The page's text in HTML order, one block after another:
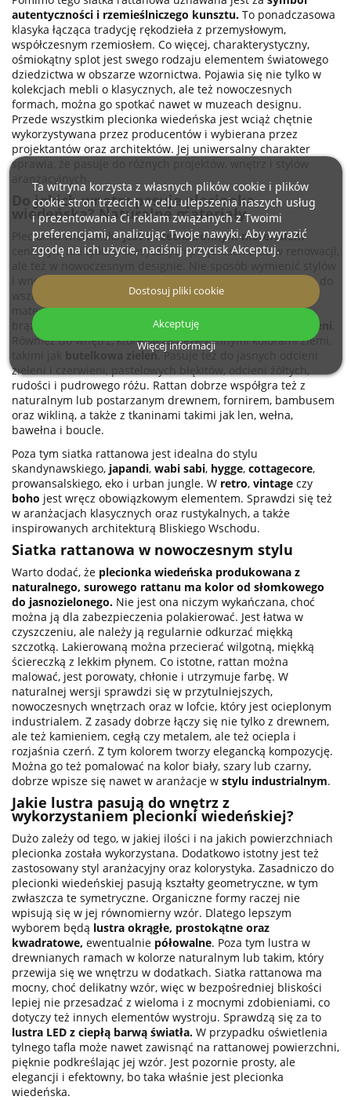
autentyczności i rzemieślniczego kunsztu. To ponadczasowa
klasyka łącząca tradycję rękodzieła z przemysłowym,
współczesnym rzemiosłem. Co więcej, charakterystyczny,
ośmiokątny splot jest swego rodzaju elementem światowego
dziedzictwa w obszarze wzornictwa. Pojawia się nie tylko w
kolekcjach mebli o klasycznych, ale też nowoczesnych
formach, można go spotkać nawet w muzeach designu.
Przede wszystkim plecionka wiedeńska jest wciąż chętnie
wykorzystywana przez producentów i wybierana przez
projektantów oraz architektów. Jej uniwersalny charakter
sprawia, że pasuje do różnych projektów, wnętrz i stylów
aranżacyjnych.
Do jakich wnętrz pasuje plecionka
wiedeńska? Naturalne materiały
Plecionka wiedeńskajest wszechstronnym materiałem
cenionym nie tylko w klasycznych projektach oraz w renowacji,
ale też w nowoczesnym designie. Nie sposób wymienić stylów
i wnętrz, w jakich można ją wykorzystać. Na pewno pasuje do
wszelkich aranżacji, które opierają się na naturalnych
materiałach oraz barwach ziemi. Na przykład do kolorów
brązowych, takich jak
Mocha Mousse beżowych odcieni
Również do wnętrz, które łączą beże z innymi kolorami ziemi,
takimi jak butelkowa zieleń . Pasuje też do jasnych odcieni
zieleni i czerwieni, pastelowych błękitów, odcieni żółtych,
rudości i pudrowego różu. Rattan dobrze współgra też z
naturalnym lub postarzanym drewnem, fornirem, bambusem
oraz wikliną, a także z tkaninami takimi jak len, wełna,
bawełna i boucle.
Poza tym siatka rattanowa jest idealna do stylu
skandynawskiego, japandi, wabi sabi, hygge, cottagecore,
prowansalskiego, eko i urban jungle. W retro, vintage czy
boho jest wręcz obowiązkowym elementem. Sprawdzi się też
w aranżacjach klasycznych oraz rustykalnych, a także
inspirowanych architekturą Bliskiego Wschodu.
Siatka rattanowa w nowoczesnym stylu
Warto dodać, że plecionka wiedeńska produkowana z
naturalnego, surowego rattanu ma kolor od słomkowego
do jasnozielonego. Nie jest ona niczym wykańczana, choć
można ją dla zabezpieczenia polakierować. Jest łatwa w
czyszczeniu, ale należy ją regularnie odkurzać miękką
szczotką. Lakierowaną można przecierać wilgotną, miękką
ściereczką z lekkim płynem. Co istotne, rattan można
malować, jest porowaty, chłonie i utrzymuje farbę. W
naturalnej wersji sprawdzi się w przytulniejszych,
nowoczesnych wnętrzach oraz w lofcie, który jest ocieplonym
industrialem. Z zasady dobrze łączy się nie tylko z drewnem,
ale też kamieniem, cegłą czy metalem, ale też ociepla i
rozjaśnia czerń. Z tym kolorem tworzy elegancką kompozycję.
Można go też pomalować na kolor biały, szary lub czarny,
dobrze wpisze się nawet w aranżacje w stylu industrialnym.
Jakie lustra pasują do wnętrz z
wykorzystaniem plecionki wiedeńskiej?
Dużo zależy od tego, w jakiej ilości i na jakich powierzchniach
plecionka została wykorzystana. Dodatkowo istotny jest też
zastosowany styl aranżacyjny oraz kolorystyka. Zasadniczo do
plecionki wiedeńskiej pasują kształty geometryczne, w tym
zwłaszcza te symetryczne. Organiczne formy raczej nie
wpisują się w jej równomierny wzór. Dlatego lepszym
wyborem będą lustra okrągłe, prostokątne oraz
kwadratowe, ewentualnie półowalne. Poza tym lustra w
drewnianych ramach w kolorze naturalnym lub takim, który
przewija się we wnętrzu w dodatkach. Siatka rattanowa ma
mocny, choć delikatny wzór, więc w bezpośredniej bliskości
lepiej nie przesadzać z wieloma i z mocnymi zdobieniami, co
dotyczy też innych elementów wystroju. Sprawdzą się za to
lustra LED z ciepłą barwą światła. W przypadku oświetlenia
tylnego tafla może nawet zawisnąć na rattanowej powierzchni,
pięknie podkreślając jej wzór. Jest pozornie prosty, ale
elegancji i efektowny, bo taka właśnie jest plecionka
wiedeńska.
Ta witryna korzysta z własnych plików cookie i plików
cookie stron trzecich w celu ulepszenia naszych usług
i prezentowania Ci reklam związanych z Twoimi
preferencjami, analizując Twoje nawyki. Aby wyrazić
zgodę na ich użycie, naciśnij przycisk Akceptuj.
Więcej informacji
Dostosuj pliki cookie
Akceptuję